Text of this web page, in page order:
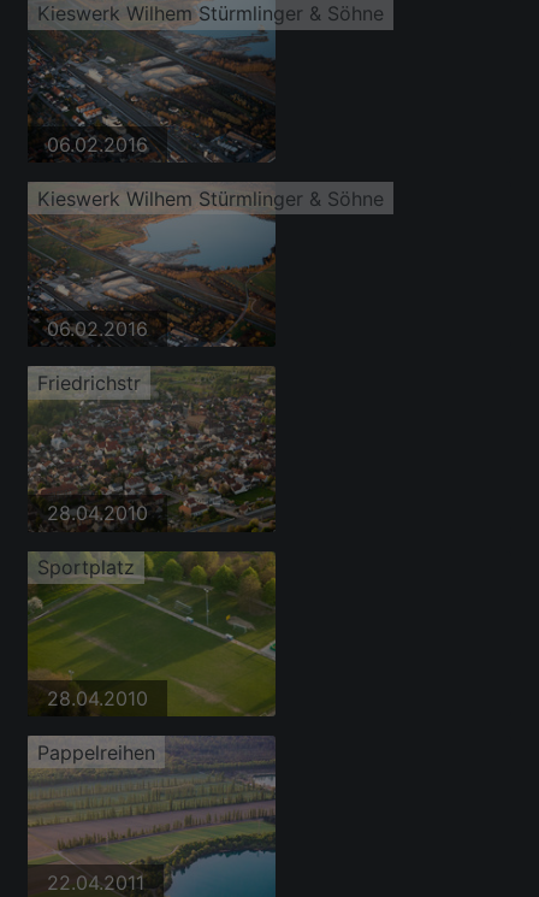
Kieswerk Wilhem Stürmlinger & Söhne
06.02.2016
Kieswerk Wilhem Stürmlinger & Söhne
06.02.2016
Friedrichstr
28.04.2010
Sportplatz
28.04.2010
Pappelreihen
22.04.2011